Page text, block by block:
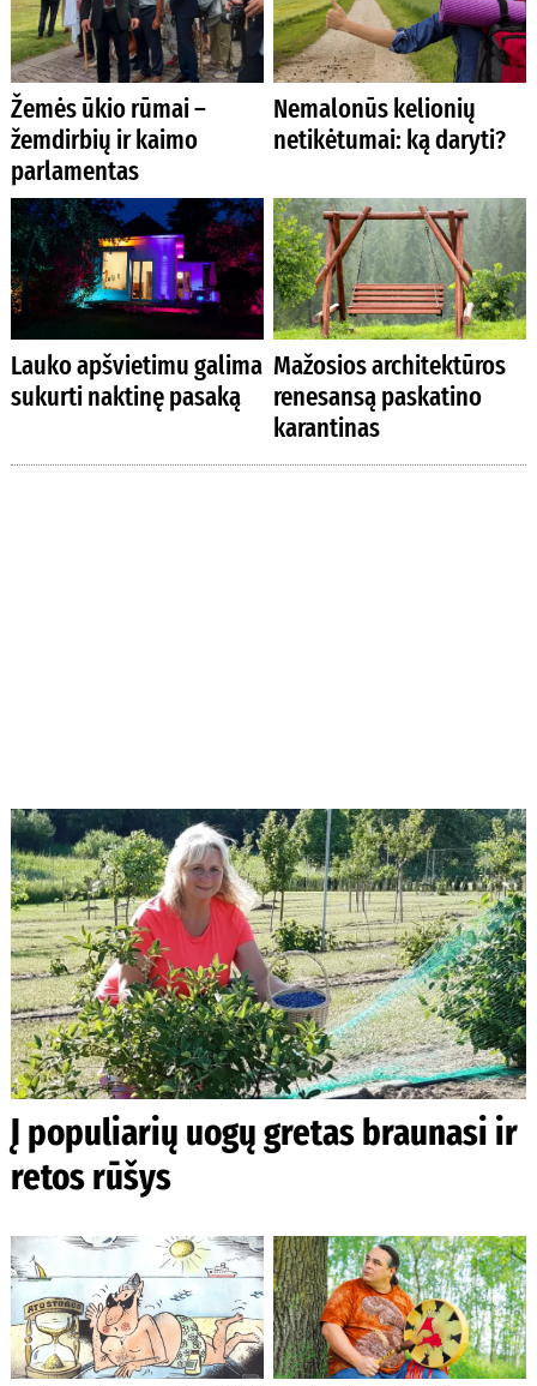
Žemės ūkio rūmai –
žemdirbių ir kaimo
parlamentas
Nemalonūs kelionių
netikėtumai: ką daryti?
Lauko apšvietimu galima
sukurti naktinę pasaką
Mažosios architektūros
renesansą paskatino
karantinas
Į populiarių uogų gretas braunasi ir
retos rūšys